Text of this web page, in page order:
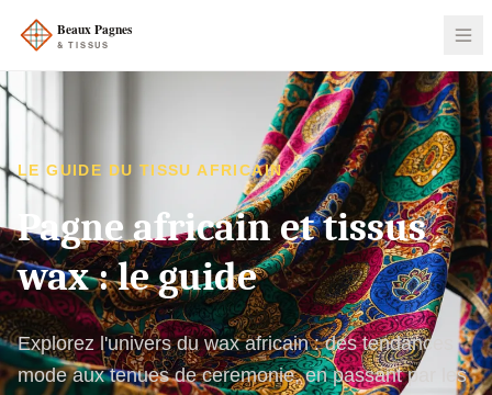
LE GUIDE DU TISSU AFRICAIN
Pagne africain et tissus
wax : le guide
Explorez l'univers du wax africain : des tendances
mode aux tenues de ceremonie, en passant par les